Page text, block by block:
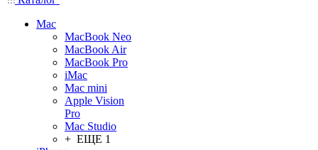
Mac
MacBook Neo
MacBook Air
MacBook Pro
iMac
Mac mini
Apple Vision
Pro
Mac Studio
+ ЕЩЕ 1